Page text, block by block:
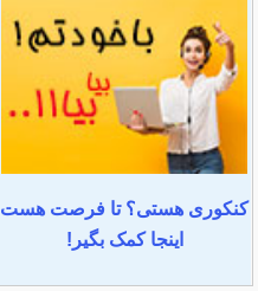
کنکوری هستی؟ تا فرصت هست
اینجا کمک بگیر!